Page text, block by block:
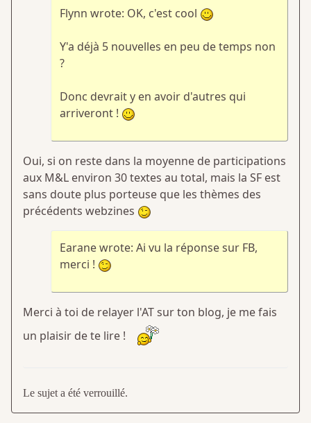
Flynn wrote: OK, c'est cool
Y'a déjà 5 nouvelles en peu de temps non
?
Donc devrait y en avoir d'autres qui
arriveront !
Oui, si on reste dans la moyenne de participations
aux M&L environ 30 textes au total, mais la SF est
sans doute plus porteuse que les thèmes des
précédents webzines
Earane wrote: Ai vu la réponse sur FB,
merci !
Merci à toi de relayer l'AT sur ton blog, je me fais
un plaisir de te lire !
Le sujet a été verrouillé.